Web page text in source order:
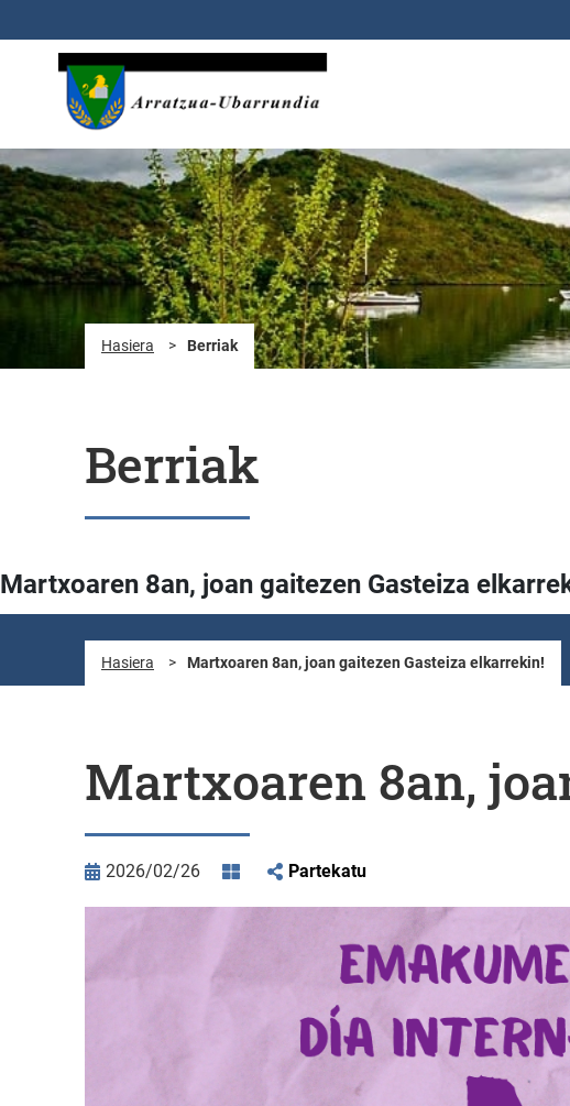
Hasiera > Berriak
Berriak
Martxoaren 8an, joan gaitezen Gasteiza
Hasiera > Martxoaren 8an, joan gaitezen Gasteiza elkarrekin!
Martxoaren 8an,
2026/02/26 Partekatu